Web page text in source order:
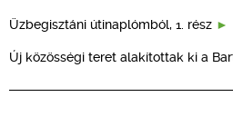
Üzbegisztáni útinaplómból, 1. rész
Új közösségi teret alakítottak ki a